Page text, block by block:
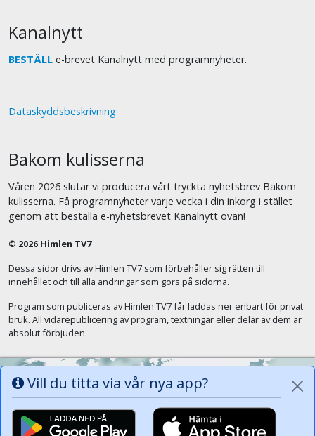
Kanalnytt
BESTÄLL e-brevet Kanalnytt med programnyheter.
Dataskyddsbeskrivning
Bakom kulisserna
Våren 2026 slutar vi producera vårt tryckta nyhetsbrev Bakom
kulisserna. Få programnyheter varje vecka i din inkorg i stället
genom att beställa e-nyhetsbrevet Kanalnytt ovan!
Vill du titta via vår nya app?
© 2026 Himlen TV7
Dessa sidor drivs av Himlen TV7 som förbehåller sig rätten till
innehållet och till alla ändringar som görs på sidorna.
Program som publiceras av Himlen TV7 får laddas ner enbart för privat
bruk. All vidarepublicering av program, textningar eller delar av dem är
absolut förbjuden.
Alla tungor ska bekänna att Jesus Kristus
är Herren, Gud Fadern till ära. (Fil 2:11)